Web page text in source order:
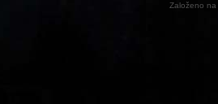
Založeno na